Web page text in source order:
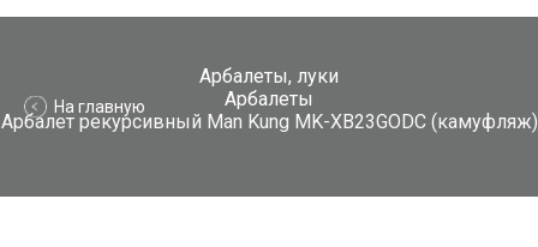
Арбалеты, луки
Арбалеты
Арбалет рекурсивный Man Kung MK-XB23GODC (камуфляж)
На главную